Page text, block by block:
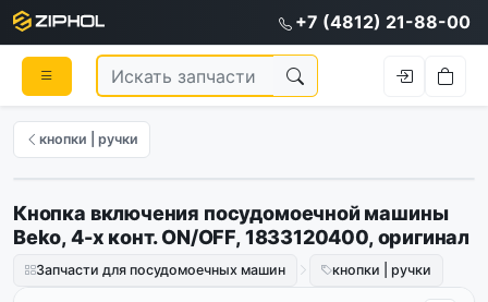
+7 (4812) 21-88-00
кнопки | ручки
Оригинал
Кнопка включения посудомоечной машины
Beko, 4-х конт. ON/OFF, 1833120400, оригинал
Запчасти для посудомоечных машин кнопки | ручки